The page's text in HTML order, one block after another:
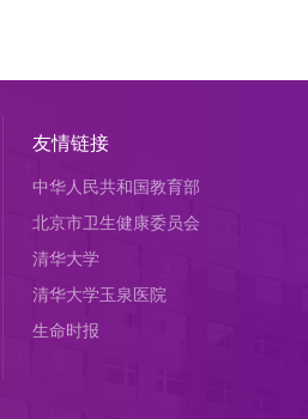
友情链接
中华人民共和国教育部
北京市卫生健康委员会
清华大学
清华大学玉泉医院
生命时报